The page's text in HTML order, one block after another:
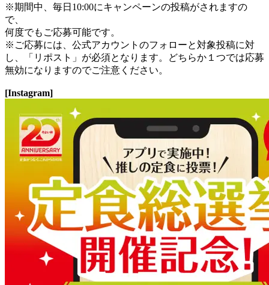
※期間中、毎日10:00にキャンペーンの投稿がされますの
で、
何度でもご応募可能です。
※ご応募には、公式アカウントのフォローと対象投稿に対
し、「リポスト」が必須となります。どちらか１つでは応募
無効になりますのでご注意ください。
[Instagram]